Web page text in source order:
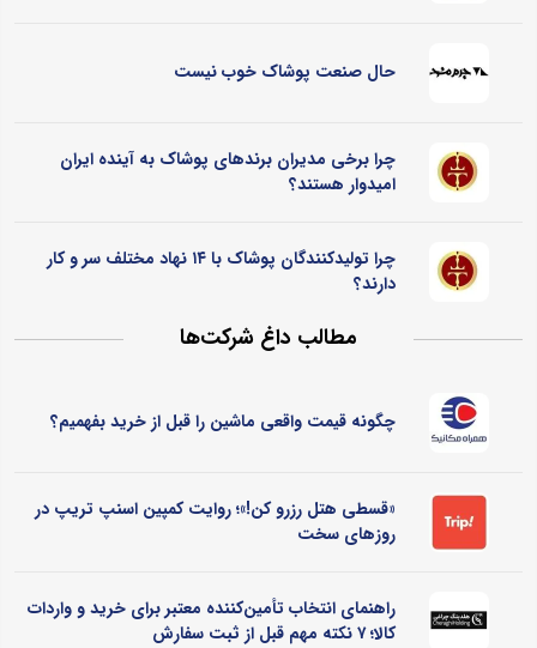
حال صنعت پوشاک خوب نیست
چرا برخی مدیران برندهای پوشاک به آینده ایران
امیدوار هستند؟
چرا تولیدکنندگان پوشاک با ۱۴ نهاد مختلف سر و کار
دارند؟
مطالب داغ شرکت‌ها
چگونه قیمت واقعی ماشین را قبل از خرید بفهمیم؟
«قسطی هتل رزرو کن!»؛ روایت کمپین اسنپ تریپ در
روزهای سخت
راهنمای انتخاب تأمین‌کننده معتبر برای خرید و واردات
کالا؛ ۷ نکته مهم قبل از ثبت سفارش